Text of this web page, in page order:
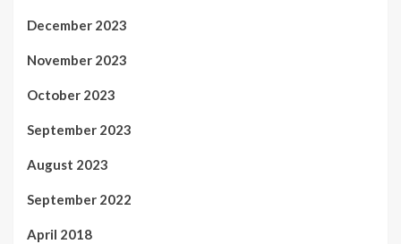
December 2023
November 2023
October 2023
September 2023
August 2023
September 2022
April 2018